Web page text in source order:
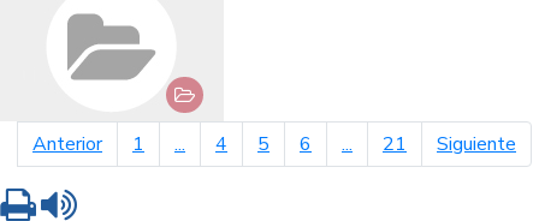
Anteriorpágina anterior
1 ... 4 5 6 ... 21 Siguiente
Imprimir